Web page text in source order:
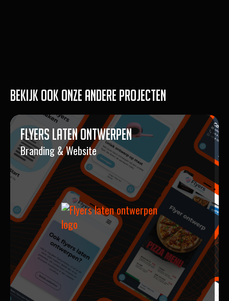
Bekijk ook onze andere projecten
Flyers Laten Ontwerpen
Branding & Website